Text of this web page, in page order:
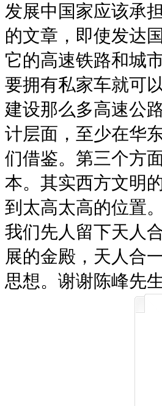
发展中国家应该承
的文章，即使发达
它的高速铁路和城
要拥有私家车就可
建设那么多高速公
计层面，至少在华
们借鉴。第三个方
本。其实西方文明
到太高太高的位置
我们先人留下天人
展的金殿，天人合
思想。谢谢陈峰先生